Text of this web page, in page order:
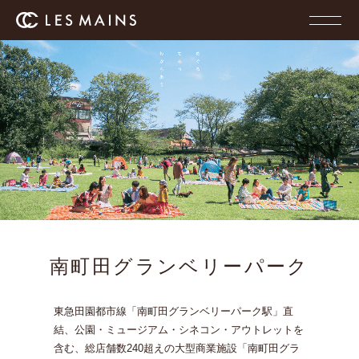
南町田グランベリーパーク
東急田園都市線「南町田グランベリーパーク駅」直
結、公園・ミュージアム・シネコン・アウトレットを
含む、総店舗数240超えの大型商業施設 「南町田グラ